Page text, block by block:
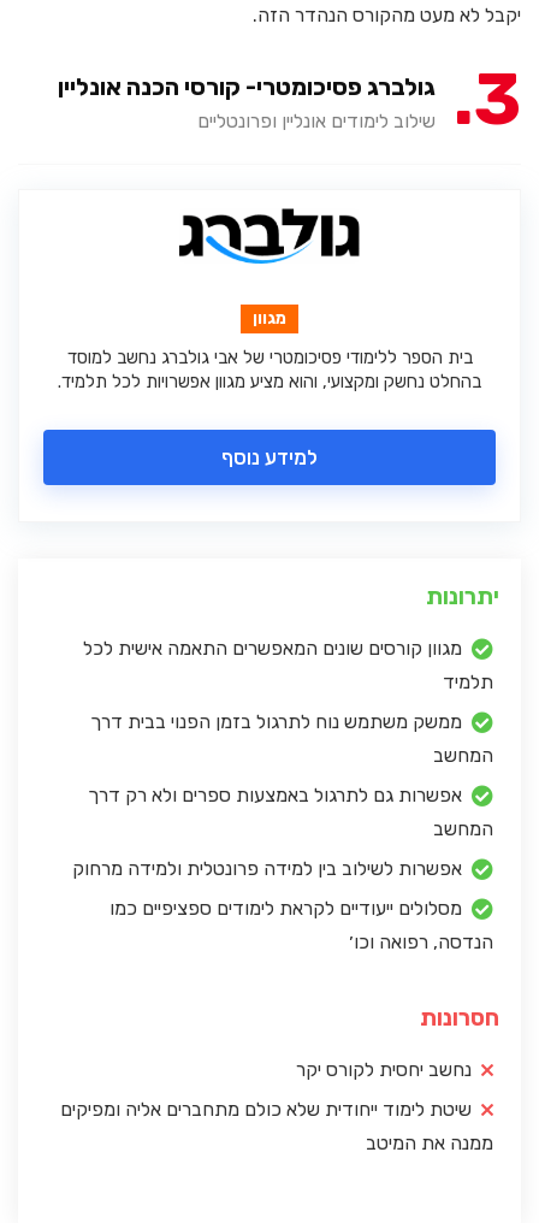
יקבל לא מעט מהקורס הנהדר הזה.
3 גולברג פסיכומטרי- קורסי הכנה אונליין
שילוב לימודים אונליין ופרונטליים
מגוון
בית הספר ללימודי פסיכומטרי של אבי גולברג נחשב למוסד
בהחלט נחשק ומקצועי, והוא מציע מגוון אפשרויות לכל תלמיד.
למידע נוסף
יתרונות
מגוון קורסים שונים המאפשרים התאמה אישית לכל
תלמיד
ממשק משתמש נוח לתרגול בזמן הפנוי בבית דרך
המחשב
אפשרות גם לתרגול באמצעות ספרים ולא רק דרך
המחשב
אפשרות לשילוב בין למידה פרונטלית ולמידה מרחוק
מסלולים ייעודיים לקראת לימודים ספציפיים כמו
הנדסה, רפואה וכו׳
חסרונות
נחשב יחסית לקורס יקר
שיטת לימוד ייחודית שלא כולם מתחברים אליה ומפיקים
ממנה את המיטב